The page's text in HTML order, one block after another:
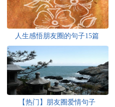
人生感悟朋友圈的句子15篇
【热门】朋友圈爱情句子